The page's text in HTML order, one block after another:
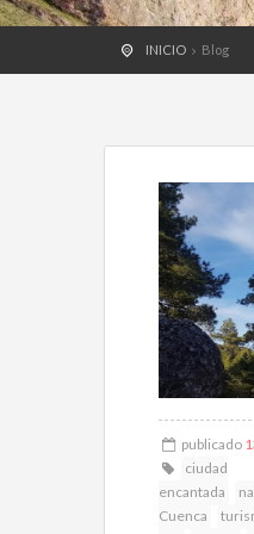
INICIO Blog
publicado
ciudad
encantada
Cuenca